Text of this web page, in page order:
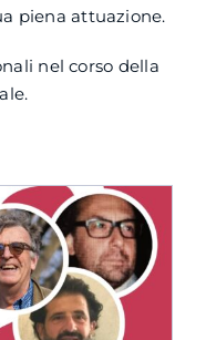
piena attuazione.
nel corso della